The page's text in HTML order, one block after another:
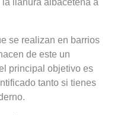
llanura albaceteña a
se realizan en barrios
de este un
principal objetivo es
tanto si tienes